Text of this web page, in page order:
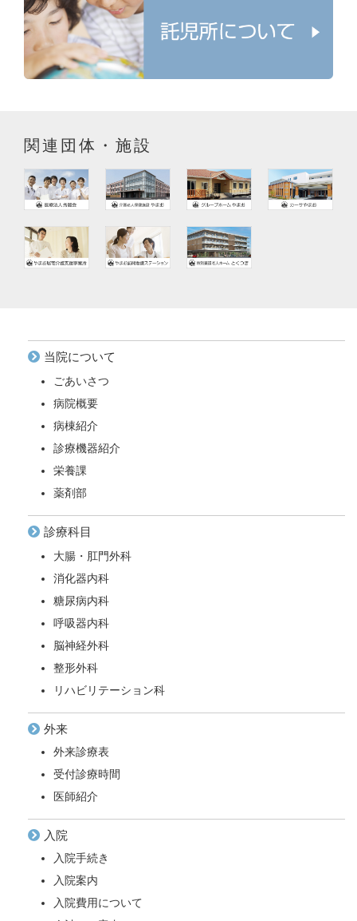
関連団体・施設
当院について
ごあいさつ
病院概要
病棟紹介
診療機器紹介
栄養課
薬剤部
診療科目
大腸・肛門外科
消化器内科
糖尿病内科
呼吸器内科
脳神経外科
整形外科
リハビリテーション科
外来
外来診療表
受付診療時間
医師紹介
入院
入院手続き
入院案内
入院費用について